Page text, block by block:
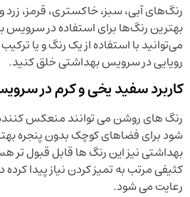
رنگ‌های آبی، سبز، خاکستری، قرمز،
بهترین رنگ‌ها برای استفاده در
می‌توانید با استفاده از یک رنگ و یا
رویایی در سرویس بهداشتی خلق کنید.
کاربرد سفید یخی و کرم در
رنگ های روشن می توانند منعکس
شود برای فضاهای کوچک بدون پنجره
بهداشتی نیز این رنگ ها قابل قبول تر
کثیفی مرتب به تمیز کردن نیاز پیدا
رعایت می شود.